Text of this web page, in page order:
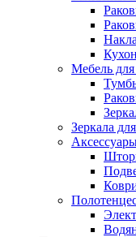
Мебель
Зеркала